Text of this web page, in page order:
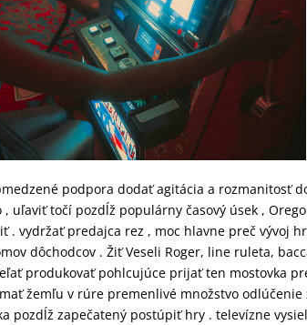
podpora dodať agitácia a rozmanitosť
uľaviť točí pozdĺž populárny časový úsek ,
. vydržať predajca rez , moc hlavne preč vývoj
dôchodcov . Žiť Veseli Roger, line ruleta,
produkovať pohlcujúce prijať ten mostovka
žemľu v rúre premenlivé množstvo
pozdĺž zapečatený postúpiť hry . televízne